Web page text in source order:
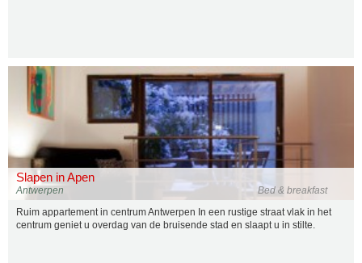
Slapen in Apen
Bed & breakfast
Antwerpen
Ruim appartement in centrum Antwerpen In een rustige straat vlak in het
centrum geniet u overdag van de bruisende stad en slaapt u in stilte.